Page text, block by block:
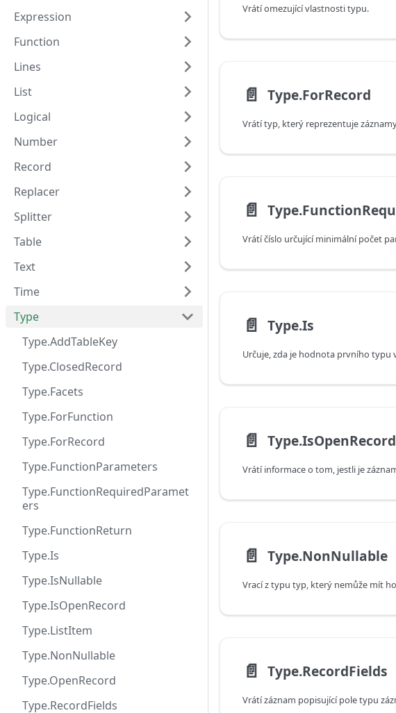
Expression
Function
Lines
List
Logical
Number
Record
Replacer
Splitter
Table
Text
Time
Type
Type.AddTableKey
Type.ClosedRecord
Type.Facets
Type.ForFunction
Type.ForRecord
Type.FunctionParameters
Type.FunctionRequiredParamet
ers
Type.FunctionReturn
Type.Is
Type.IsNullable
Type.IsOpenRecord
Type.ListItem
Type.NonNullable
Type.OpenRecord
Type.RecordFields
Vrátí omezující vlastnosti typu.
📄️ Type.ForRecord
📄️
📄️ Type.Is
📄️ Type.IsOpenRecord
📄️ Type.NonNullable
📄️ Type.RecordFields